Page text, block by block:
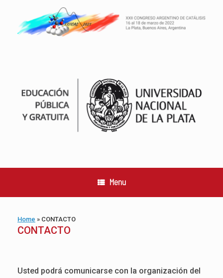
content
Menu
Home » CONTACTO
CONTACTO
Usted podrá comunicarse con la organización del